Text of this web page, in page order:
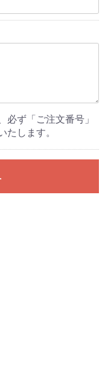
必ず「ご注文番号」
たします。